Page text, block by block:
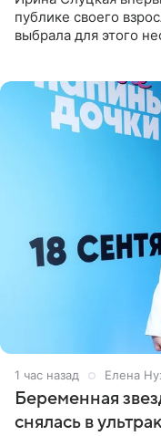
публике своего
выбрала для этого
1 час назад Елена
Беременная
снялась в